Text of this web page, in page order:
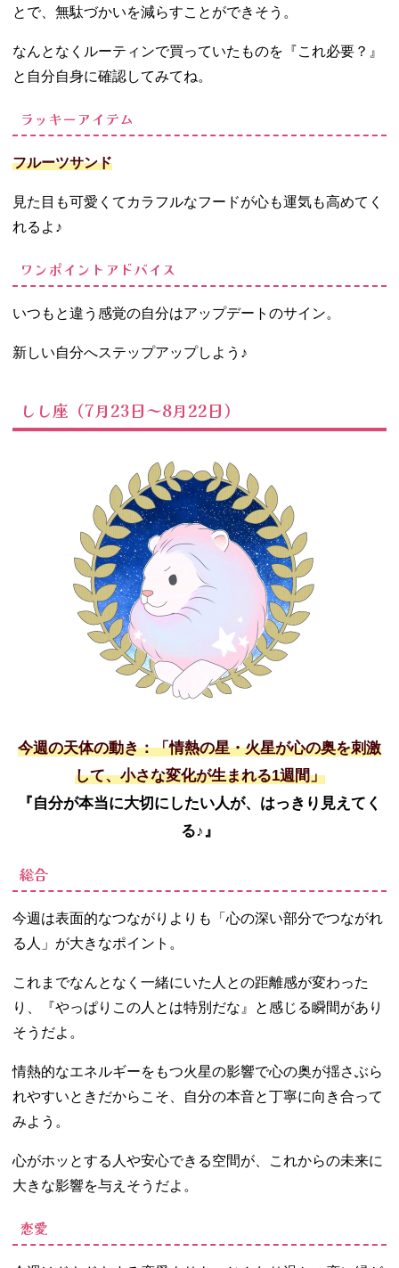
とで、無駄づかいを減らすことができそう。
なんとなくルーティンで買っていたものを『これ必要？』
と自分自身に確認してみてね。
ラッキーアイテム
フルーツサンド
見た目も可愛くてカラフルなフードが心も運気も高めてく
れるよ♪
ワンポイントアドバイス
いつもと違う感覚の自分はアップデートのサイン。
新しい自分へステップアップしよう♪
しし座（7月23日～8月22日）
今週の天体の動き：「情熱の星・火星が心の奥を刺激
して、小さな変化が生まれる1週間」
『自分が本当に大切にしたい人が、はっきり見えてく
る♪』
総合
今週は表面的なつながりよりも「心の深い部分でつながれ
る人」が大きなポイント。
これまでなんとなく一緒にいた人との距離感が変わった
り、『やっぱりこの人とは特別だな』と感じる瞬間があり
そうだよ。
情熱的なエネルギーをもつ火星の影響で心の奥が揺さぶら
れやすいときだからこそ、自分の本音と丁寧に向き合って
みよう。
心がホッとする人や安心できる空間が、これからの未来に
大きな影響を与えそうだよ。
恋愛